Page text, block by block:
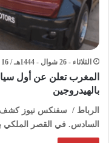
الثلاثاء - 26 شوال - 1444هـ / 16 مايو - 2023م / 3:59 مساءً
المغرب تعلن عن أول
بالهيدروجين
الرباط / سفنكس نيوز كشف
السادس. في القصر الملكي